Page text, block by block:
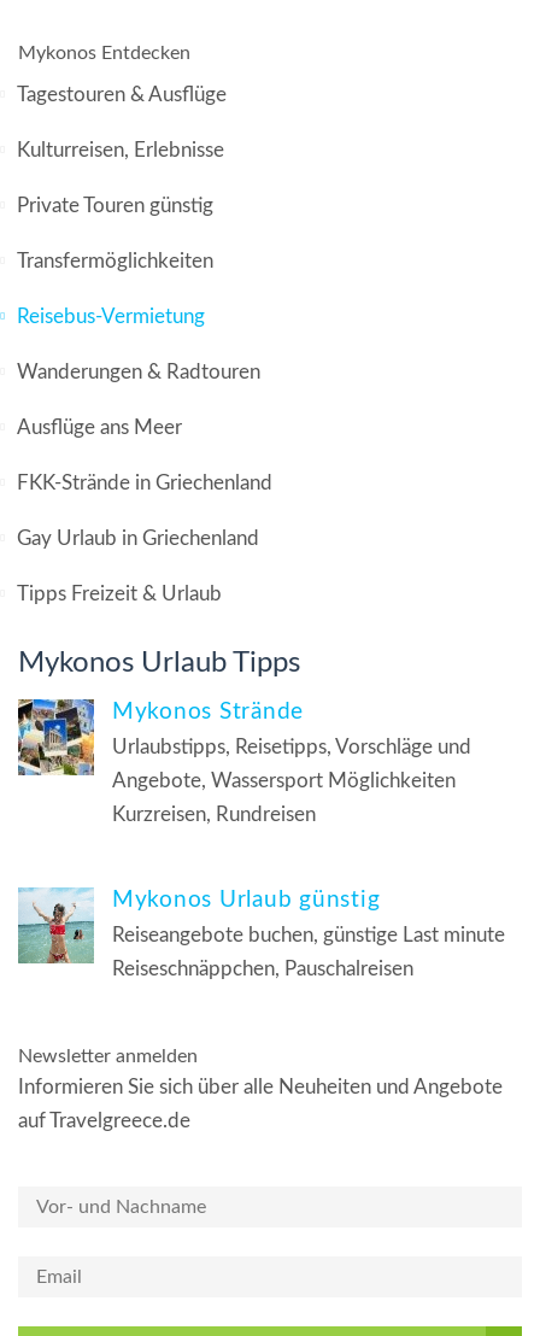
Mykonos Entdecken
Tagestouren & Ausflüge
Kulturreisen, Erlebnisse
Private Touren günstig
Transfermöglichkeiten
Reisebus-Vermietung
Wanderungen & Radtouren
Ausflüge ans Meer
FKK-Strände in Griechenland
Gay Urlaub in Griechenland
Tipps Freizeit & Urlaub
Mykonos Urlaub Tipps
Mykonos Strände
Urlaubstipps, Reisetipps, Vorschläge und
Angebote, Wassersport Möglichkeiten
Kurzreisen, Rundreisen
Mykonos Urlaub günstig
Reiseangebote buchen, günstige Last minute
Reiseschnäppchen, Pauschalreisen
Newsletter anmelden
Informieren Sie sich über alle Neuheiten und Angebote
auf Travelgreece.de